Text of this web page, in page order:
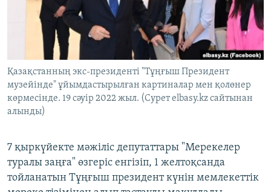
ЖАЗЫЛЫҢЫЗ
Басқа тілдерде
Қазақстанның экс-президенті "Тұңғыш Президент
музейінде" ұйымдастырылған картиналар мен қолөнер
көрмесінде. 19 сәуір 2022 жыл. (Сурет elbasy.kz сайтынан
алынды)
7 қыркүйекте мәжіліс депутаттары "Мерекелер
туралы заңға" өзгеріс енгізіп, 1 желтоқсанда
тойланатын Тұңғыш президент күнін мемлекеттік